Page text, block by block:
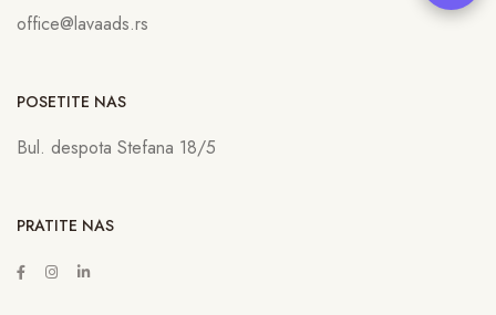
office@lavaads.rs
POSETITE NAS
Bul. despota Stefana 18/5
PRATITE NAS